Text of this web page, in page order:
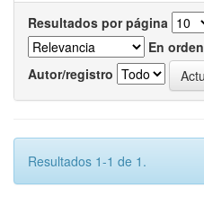
Resultados por página
En orden
Autor/registro
Resultados 1-1 de 1.